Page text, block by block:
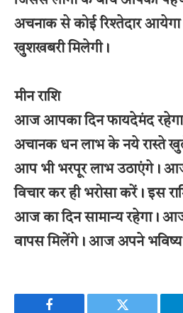
अचनाक से कोई रिश्तेदार
खुशखबरी मिलेगी।
मीन राशि
आज आपका दिन फायदेमंद
अचानक धन लाभ के नये रास्ते
आप भी भरपूर लाभ उठाएंगे।
विचार कर ही भरोसा करें। इस
आज का दिन सामान्य रहेगा।
वापस मिलेंगे। आज अपने भविष्य